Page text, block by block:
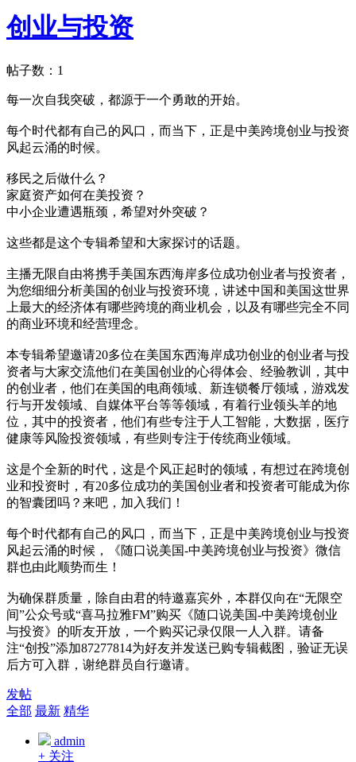
创业与投资
帖子数： 1
每一次自我突破，都源于一个勇敢的开始。
每个时代都有自己的风口，而当下，正是中美跨境创业与投资
风起云涌的时候。
移民之后做什么？
家庭资产如何在美投资？
中小企业遭遇瓶颈，希望对外突破？
这些都是这个专辑希望和大家探讨的话题。
主播无限自由将携手美国东西海岸多位成功创业者与投资者，
为您细细分析美国的创业与投资环境，讲述中国和美国这世界
上最大的经济体有哪些跨境的商业机会，以及有哪些完全不同
的商业环境和经营理念。
本专辑希望邀请20多位在美国东西海岸成功创业的创业者与投
资者与大家交流他们在美国创业的心得体会、经验教训，其中
的创业者，他们在美国的电商领域、新连锁餐厅领域，游戏发
行与开发领域、自媒体平台等等领域，有着行业领头羊的地
位，其中的投资者，他们有些专注于人工智能，大数据，医疗
健康等风险投资领域，有些则专注于传统商业领域。
这是个全新的时代，这是个风正起时的领域，有想过在跨境创
业和投资时，有20多位成功的美国创业者和投资者可能成为你
的智囊团吗？来吧，加入我们！
每个时代都有自己的风口，而当下，正是中美跨境创业与投资
风起云涌的时候，《随口说美国-中美跨境创业与投资》微信
群也由此顺势而生！
为确保群质量，除自由君的特邀嘉宾外，本群仅向在“无限空
间”公众号或“喜马拉雅FM”购买《随口说美国-中美跨境创业
与投资》的听友开放，一个购买记录仅限一人入群。请备
注“创投”添加87277814为好友并发送已购专辑截图，验证无误
后方可入群，谢绝群员自行邀请。
发帖
全部 最新 精华
admin
+ 关注